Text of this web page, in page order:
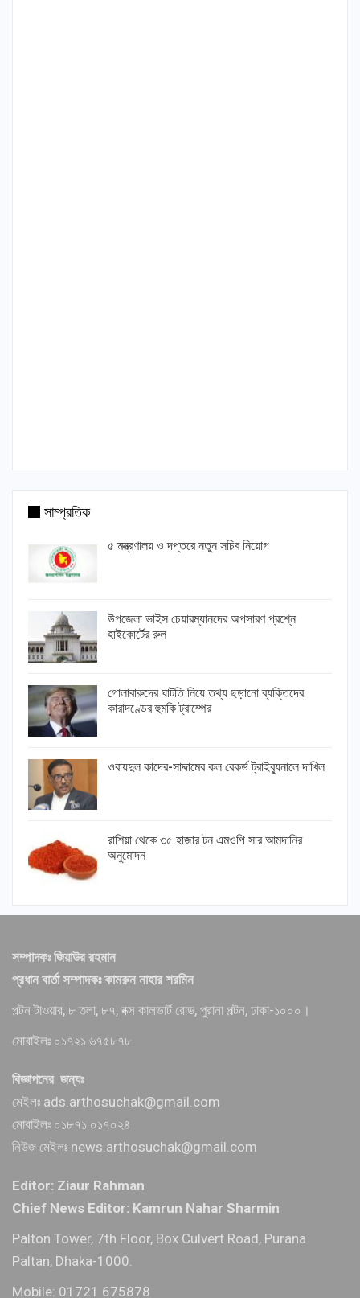
সাম্প্রতিক
৫ মন্ত্রণালয় ও দপ্তরে নতুন সচিব নিয়োগ
উপজেলা ভাইস চেয়ারম্যানদের অপসারণ প্রশ্নে
হাইকোর্টের রুল
গোলাবারুদের ঘাটতি নিয়ে তথ্য ছড়ানো ব্যক্তিদের
কারাদণ্ডের হুমকি ট্রাম্পের
ওবায়দুল কাদের-সাদ্দামের কল রেকর্ড ট্রাইব্যুনালে দাখিল
রাশিয়া থেকে ৩৫ হাজার টন এমওপি সার আমদানির
অনুমোদন
সম্পাদকঃ জিয়াউর রহমান
প্রধান বার্তা সম্পাদকঃ কামরুন নাহার শরমিন
পল্টন টাওয়ার, ৮ তলা, ৮৭, বক্স কালভার্ট রোড, পুরানা পল্টন, ঢাকা-১০০০।
মোবাইলঃ ০১৭২১ ৬৭৫৮৭৮
বিজ্ঞাপনের জন্যঃ
মেইলঃ ads.arthosuchak@gmail.com
মোবাইলঃ ০১৮৭১ ০১৭০২৪
নিউজ মেইলঃ news.arthosuchak@gmail.com
Editor: Ziaur Rahman
Chief News Editor: Kamrun Nahar Sharmin
Palton Tower, 7th Floor, Box Culvert Road, Purana
Paltan, Dhaka-1000.
Mobile: 01721 675878